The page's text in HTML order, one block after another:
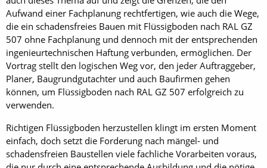
Aufwand einer Fachplanung rechtfertigen, wie auch die Wege,
die ein schadensfreies Bauen mit Flüssigboden nach RAL GZ
507 ohne Fachplanung und dennoch mit der entsprechenden
ingenieurtechnischen Haftung verbunden, ermöglichen. Der
Vortrag stellt den logischen Weg vor, den jeder Auftraggeber,
Planer, Baugrundgutachter und auch Baufirmen gehen
können, um Flüssigboden nach RAL GZ 507 erfolgreich zu
verwenden.
Richtigen Flüssigboden herzustellen klingt im ersten Moment
einfach, doch setzt die Forderung nach mängel- und
schadensfreien Baustellen viele fachliche Vorarbeiten voraus,